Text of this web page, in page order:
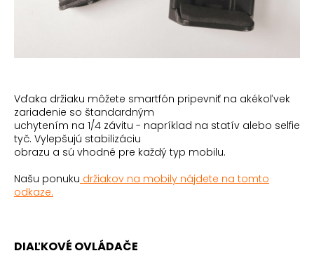
Vďaka držiaku môžete smartfón pripevniť na akékoľvek
zariadenie so štandardným
uchytením na 1/4 závitu - napríklad na statív alebo selfie
tyč. Vylepšujú stabilizáciu
obrazu a sú vhodné pre každý typ mobilu.
Našu ponuku držiakov na mobily nájdete na tomto
odkaze.
DIAĽKOVÉ OVLÁDAČE